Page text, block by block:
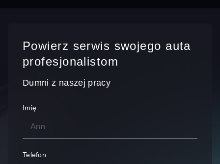
Powierz serwis swojego auta
profesjonalistom
Dumni z naszej pracy
Imię
Telefon